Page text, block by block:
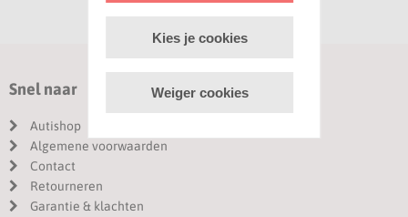
Snel naar
Autishop
Algemene voorwaarden
Contact
Retourneren
Garantie & klachten
Kies je cookies
Weiger cookies